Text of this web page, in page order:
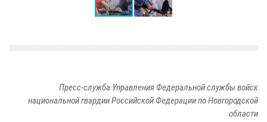
Пресс-служба Управления Федеральной службы войск
национальной гвардии Российской Федерации по Новгородской
области